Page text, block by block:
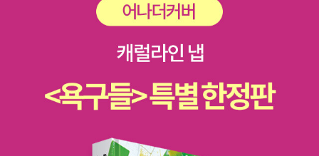
백성과 부하들을 먼저 생각했던 이순신 장군그 분이 있어 우리나라는
임진왜란의 큰 소용돌이를 뚫고 나왔다 생각이 듭니다. 이순신 장군
이 임진왜란을 이겨낸 장군이라고 단순히 알고 있었지만, 그 힘든 과
이순신의 마음속 기록, 난중일기를 읽고 나니, 그 마음을 조금이나마
이해하는 시간이 되었습니다.